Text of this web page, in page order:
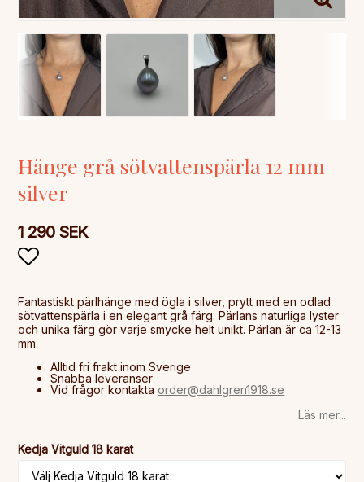
Hänge grå sötvattenspärla 12 mm
silver
1 290 SEK
Fantastiskt pärlhänge med ögla i silver, prytt med en odlad
sötvattenspärla i en elegant grå färg. Pärlans naturliga lyster
och unika färg gör varje smycke helt unikt. Pärlan är ca 12-13
Alltid fri frakt inom Sverige
Snabba leveranser
Vid frågor kontaktaorder@dahlgren1918.se
Läs mer...
Kedja Vitguld 18 karat